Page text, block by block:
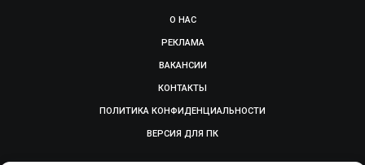
О НАС
РЕКЛАМА
ВАКАНСИИ
КОНТАКТЫ
ПОЛИТИКА КОНФИДЕНЦИАЛЬНОСТИ
ВЕРСИЯ ДЛЯ ПК